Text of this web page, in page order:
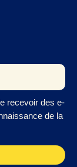
recevoir des e-
de la